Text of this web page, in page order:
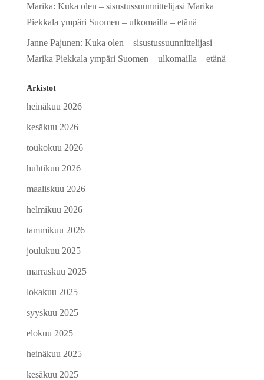
Marika: Kuka olen – sisustussuunnittelijasi Marika
Piekkala ympäri Suomen – ulkomailla – etänä
Janne Pajunen: Kuka olen – sisustussuunnittelijasi
Marika Piekkala ympäri Suomen – ulkomailla – etänä
Arkistot
heinäkuu 2026
kesäkuu 2026
toukokuu 2026
huhtikuu 2026
maaliskuu 2026
helmikuu 2026
tammikuu 2026
joulukuu 2025
marraskuu 2025
lokakuu 2025
syyskuu 2025
elokuu 2025
heinäkuu 2025
kesäkuu 2025